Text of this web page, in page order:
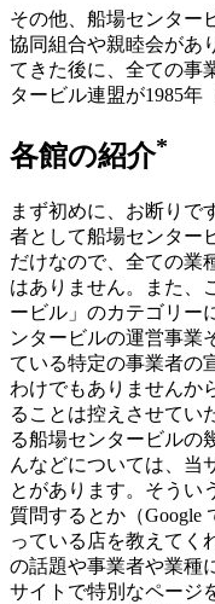
その他、船場センター
協同組合や親睦会があ
てきた後に、全ての事
タービル連盟が1985年
各館の紹介*
まず初めに、お断りで
者として船場センター
だけなので、全ての業
はありません。また、
ービル」のカテゴリー
ンタービルの運営事業
ている特定の事業者の
わけでもありませんか
ることは控えさせてい
る船場センタービルの
んなどについては、当
とがあります。そうい
質問するとか（Google
っている店を教えてく
の話題や事業者や業種
サイトで特別なページ